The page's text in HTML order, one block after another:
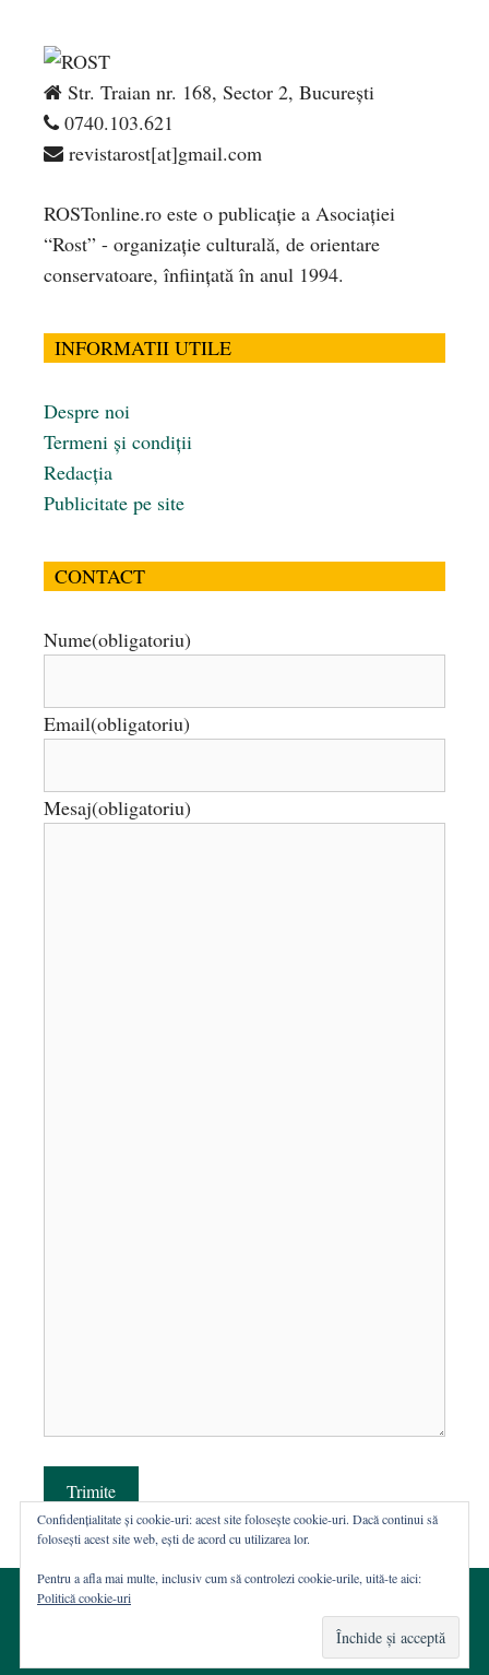
Str. Traian nr. 168, Sector 2, București
0740.103.621
revistarost[at]gmail.com
ROSTonline.ro este o publicaţie a Asociaţiei
“Rost” - organizaţie culturală, de orientare
conservatoare, înfiinţată în anul 1994.
INFORMATII UTILE
Despre noi
Termeni și condiții
Redacția
Publicitate pe site
CONTACT
Nume(obligatoriu)
Email(obligatoriu)
Mesaj(obligatoriu)
Trimite
Web hosting şi dezvoltare Wordpress:Casa de WEB
Confidențialitate și cookie-uri: acest site folosește cookie-uri. Dacă continui să
folosești acest site web, ești de acord cu utilizarea lor.
Pentru a afla mai multe, inclusiv cum să controlezi cookie-urile, uită-te aici:
Politică cookie-uri